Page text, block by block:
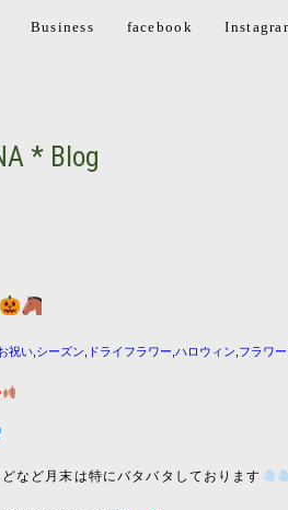
Business facebook
* Blog
祝い シーズン ドライフラワー ,ハロウィン フラワ
など月末は特にバタバタしております